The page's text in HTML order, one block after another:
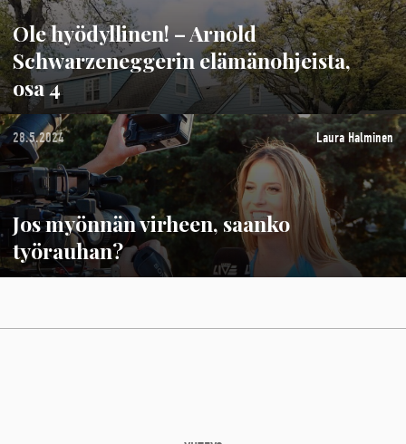
Ole hyödyllinen! – Arnold
Schwarzeneggerin elämänohjeista,
osa 4
28.5.2024 Laura Halminen
Jos myönnän virheen, saanko
työrauhan?